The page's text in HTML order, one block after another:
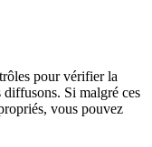
pour vérifier la
Si malgré ces
vous pouvez